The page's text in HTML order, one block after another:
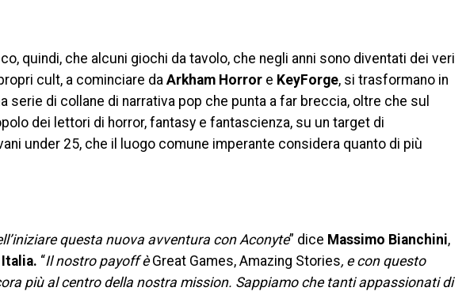
quindi, che alcuni giochi da tavolo, che negli anni sono diventati dei veri
cult, a cominciare da Arkham Horror e KeyForge, si trasformano in
serie di collane di narrativa pop che punta a far breccia, oltre che sul
dei lettori di horror, fantasy e fantascienza, su un target di
under 25, che il luogo comune imperante considera quanto di più
questa nuova avventura con Aconyte” dice Massimo Bianchini,
“Il nostro payoff èGreat Games, Amazing Stories, e con questo
più al centro della nostra mission. Sappiamo che tanti appassionati di